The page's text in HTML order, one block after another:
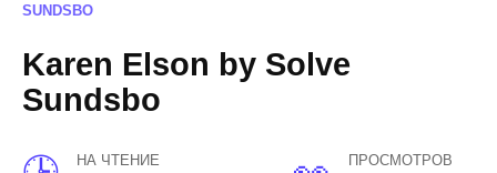
SUNDSBO
Karen Elson by Solve
Sundsbo
НА ЧТЕНИЕ ПРОСМОТРОВ